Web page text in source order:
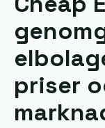
priser